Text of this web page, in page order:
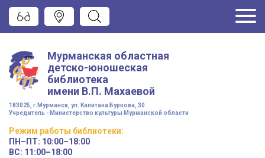
Мурманская областная
детско-юношеская
библиотека
имени В.П. Махаевой
183025, г.Мурманск, ул. Капитана Буркова, 30
Учредитель - Министерство культуры Мурманской области
Режим работы библиотеки:
ПН–ПТ: 10:00–18:00
ВС: 11:00–18:00